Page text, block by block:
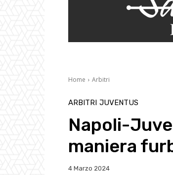
Home Arbitri
ARBITRI JUVENTUS
Napoli-
maniera
4 Marzo 2024